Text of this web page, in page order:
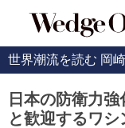
世界潮流を読む 岡
日本の防衛力強
と歓迎するワ